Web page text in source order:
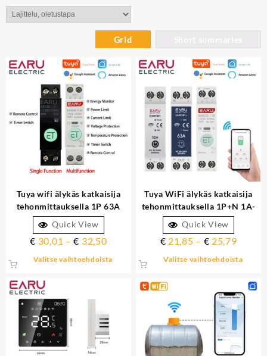
Tuya wifi älykäs katkaisija
tehonmittauksella 1P 63A
Smart Life -sovellus
Quick View
€ 30,01 – € 32,50
Valitse vaihtoehdoista
Tuya WiFi älykäs katkaisija
tehonmittauksella 1P+N 1A-
63A
Quick View
€ 21,85 – € 25,79
Valitse vaihtoehdoista